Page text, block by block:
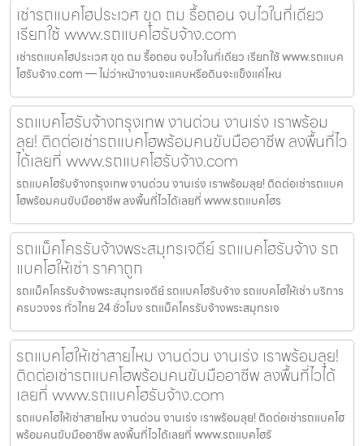
เช่ารถแบคโฮประเวศ ขุด ถม รื้อถอน จบไวในที่เดียว
เรียกใช้ www.รถแบคโฮรับจ้าง.com
เช่ารถแบคโฮประเวศ ขุด ถม รื้อถอน จบไวในที่เดียว เรียกใช้ www.รถแบค
โฮรับจ้าง.com — ไม่ว่าหน้างานจะแคบหรือดินจะแข็งแค่ไหน
รถแบคโฮรับจ้างกรุงเทพ งานด่วน งานเร่ง เราพร้อม
ลุย! ติดต่อเช่ารถแบคโฮพร้อมคนขับมืออาชีพ ลงพื้นที่ไว
ได้เลยที่ www.รถแบคโฮรับจ้าง.com
รถแบคโฮรับจ้างกรุงเทพ งานด่วน งานเร่ง เราพร้อมลุย! ติดต่อเช่ารถแบค
โฮพร้อมคนขับมืออาชีพ ลงพื้นที่ไวได้เลยที่ www.รถแบคโฮร
รถแม็คโครรับจ้างพระสมุทรเจดีย์ รถแบคโฮรับจ้าง รถ
แบคโฮให้เช่า ราคาถูก
รถแม็คโครรับจ้างพระสมุทรเจดีย์ รถแบคโฮรับจ้าง รถแบคโฮให้เช่า บริการ
ครบวงจร ทั่วไทย 24 ชั่วโมง รถแม็คโครรับจ้างพระสมุทรเจ
รถแบคโฮให้เช่าสายไหม งานด่วน งานเร่ง เราพร้อมลุย!
ติดต่อเช่ารถแบคโฮพร้อมคนขับมืออาชีพ ลงพื้นที่ไวได้
เลยที่ www.รถแบคโฮรับจ้าง.com
รถแบคโฮให้เช่าสายไหม งานด่วน งานเร่ง เราพร้อมลุย! ติดต่อเช่ารถแบคโฮ
พร้อมคนขับมืออาชีพ ลงพื้นที่ไวได้เลยที่ www.รถแบคโฮรั